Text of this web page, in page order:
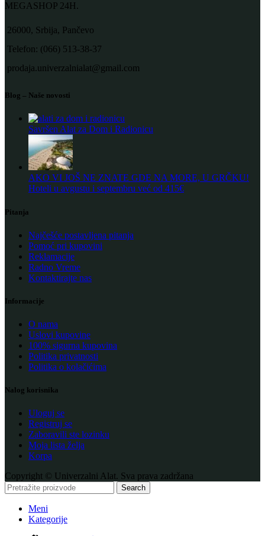
MEGASHOP 24H.
26000, Srbija, Pančevo
Telefon: (066) 513-38-37
prodaja.univerzalnialat@gmail.com
Blog – Naše novosti
Savršen Alat za Dom i Radionicu
AKO VI JOŠ NE ZNATE GDE NA MORE, U GRČKU!
Hoteli u avgustu i septembru već od 415€
Pitanja
Najčešće postavljena pitanja
Pomoć pri kupovini
Reklamacije
Radno Vreme
Kontaktirajte nas
Informacije
O nama
Uslovi kupovine
100% sigurna kupovina
Politika privatnosti
Politika o kolačićima
Nalog korisnika
Uloguj se
Registruj se
Zaboravili ste lozinku
Moja lista želja
Korpa
Copyright © Univerzalni Alat. Sva prava zadržana
Search
Meni
Kategorije